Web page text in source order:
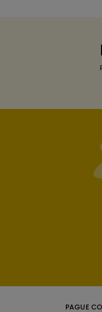
PAGUE